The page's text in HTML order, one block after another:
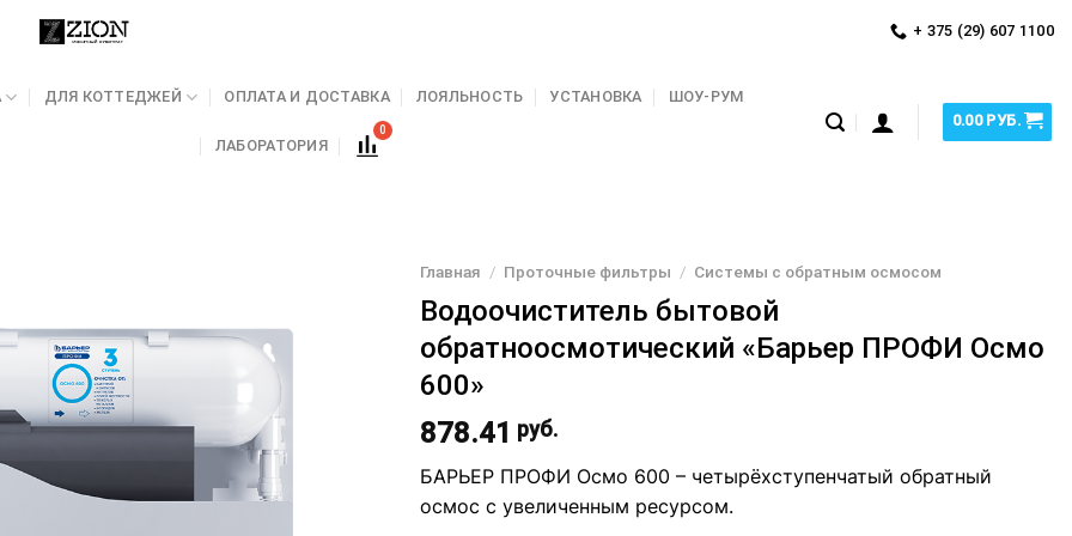
+ 375 (29) 607 1100
ДЛЯ КОТТЕДЖЕЙ ОПЛАТА И ДОСТАВКА ЛОЯЛЬНОСТЬ УСТАНОВКА ШОУ-РУМ
ЛАБОРАТОРИЯ
0.00РУБ.
Главная / Проточные фильтры / Системы с обратным осмосом
Водоочиститель бытовой
обратноосмотический «Барьер ПРОФИ Осмо
600»
878.41 руб.
БАРЬЕР ПРОФИ Осмо 600 – четырёхступенчатый обратный
осмос с увеличенным ресурсом.